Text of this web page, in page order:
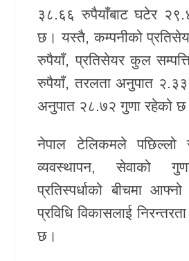
३८.६६ रुपैयाँबाट घटेर
छ। यस्तै, कम्पनीको
रुपैयाँ, प्रतिसेयर कुल
रुपैयाँ, तरलता अनुपात २.३३
अनुपात २८.७२ गुणा रहेको
नेपाल टेलिकमले पछिल्लो
व्यवस्थापन, सेवाको
प्रतिस्पर्धाको बीचमा
प्रविधि विकासलाई
छ।